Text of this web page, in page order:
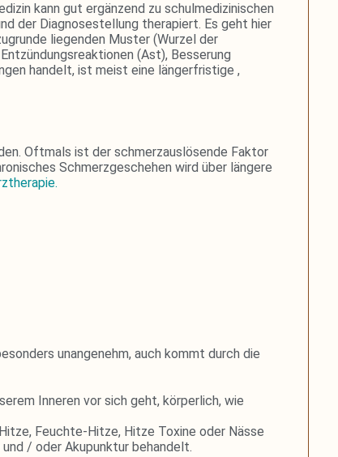
kann gut ergänzend zu schulmedizinischen
der Diagnosestellung therapiert. Es geht hier
liegenden Muster (Wurzel der
(Ast), Besserung
handelt, ist meist eine längerfristige ,
Oftmals ist der schmerzauslösende Faktor
Schmerzgeschehen wird über längere
unangenehm, auch kommt durch die
Inneren vor sich geht, körperlich, wie
Feuchte-Hitze, Hitze Toxine oder Nässe
/ oder Akupunktur behandelt.